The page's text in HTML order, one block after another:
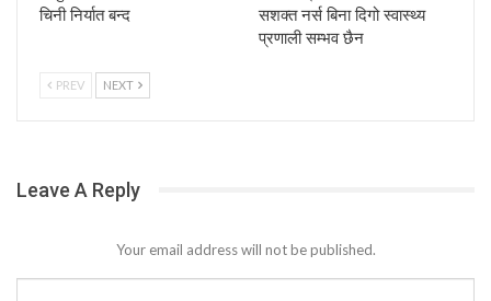
चिनी निर्यात बन्द
सशक्त नर्स बिना दिगो स्वास्थ्य
प्रणाली सम्भव छैन
PREV NEXT
Leave A Reply
Your email address will not be published.